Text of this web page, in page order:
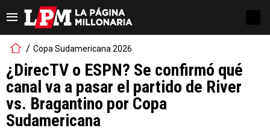
Copa Sudamericana 2026
¿DirecTV o ESPN? Se confirmó qué
canal va a pasar el partido de River
vs. Bragantino por Copa
Sudamericana